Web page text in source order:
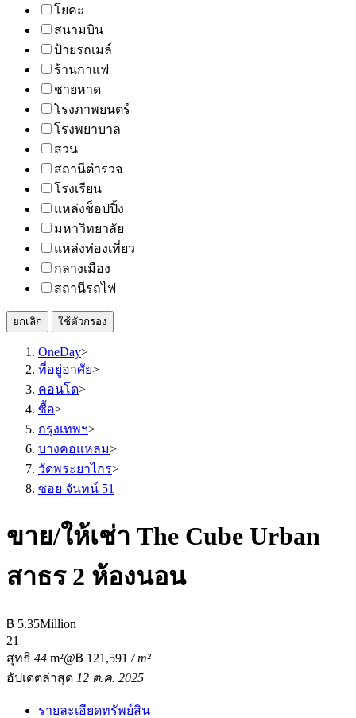
โยคะ
สนามบิน
ป้ายรถเมล์
ร้านกาแฟ
ชายหาด
โรงภาพยนตร์
โรงพยาบาล
สวน
สถานีตำรวจ
โรงเรียน
แหล่งช็อปปิ้ง
มหาวิทยาลัย
แหล่งท่องเที่ยว
กลางเมือง
สถานีรถไฟ
ยกเลิก ใช้ตัวกรอง
OneDay>
ที่อยู่อาศัย>
คอนโด>
ซื้อ>
กรุงเทพฯ>
บางคอแหลม>
วัดพระยาไกร>
ซอย จันทน์ 51
ขาย/ให้เช่า The Cube Urban
สาธร 2 ห้องนอน
฿ 5.35Million
21
สุทธิ 44 m²@฿ 121,591 / m²
อัปเดตล่าสุด 12 ต.ค. 2025
รายละเอียดทรัพย์สิน